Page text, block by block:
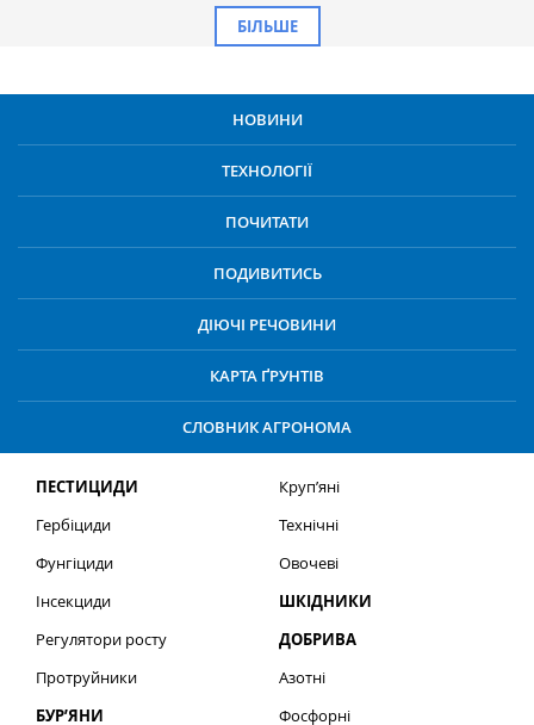
БІЛЬШЕ
НОВИНИ
ТЕХНОЛОГІЇ
ПОЧИТАТИ
ПОДИВИТИСЬ
ДІЮЧІ РЕЧОВИНИ
КАРТА ҐРУНТІВ
СЛОВНИК АГРОНОМА
ПЕСТИЦИДИ
Гербіциди
Фунгіциди
Інсекциди
Регулятори росту
Протруйники
БУР’ЯНИ
Круп’яні
Технічні
Овочеві
ШКІДНИКИ
ДОБРИВА
Азотні
Фосфорні